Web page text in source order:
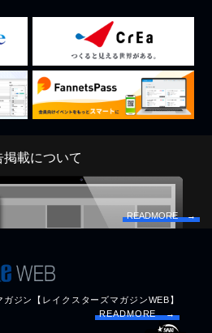
掲載について
READMORE →
ジン【レイクスターズマガジンWEB】
READMORE →